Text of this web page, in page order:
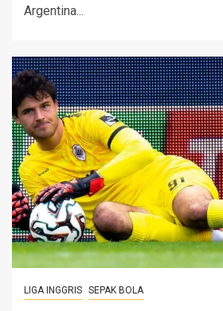
Argentina...
LIGA INGGRIS SEPAK BOLA